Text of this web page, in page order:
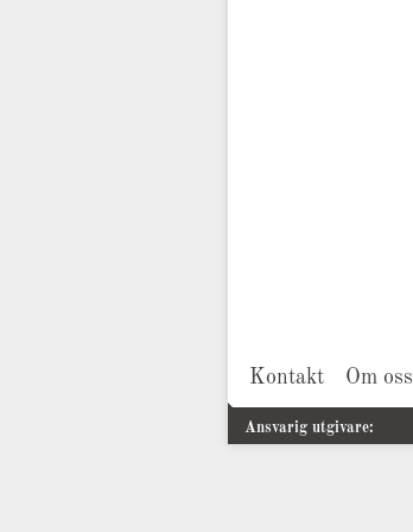
Kontakt Om oss
Ansvarig utgivare: